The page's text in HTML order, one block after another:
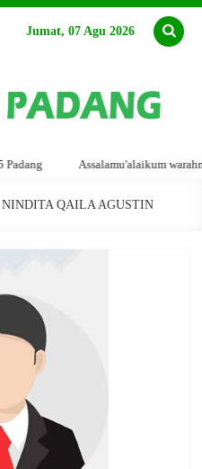
Jumat, 07 Agu 2026
Assalamu'alaikum
QAILA AGUSTIN